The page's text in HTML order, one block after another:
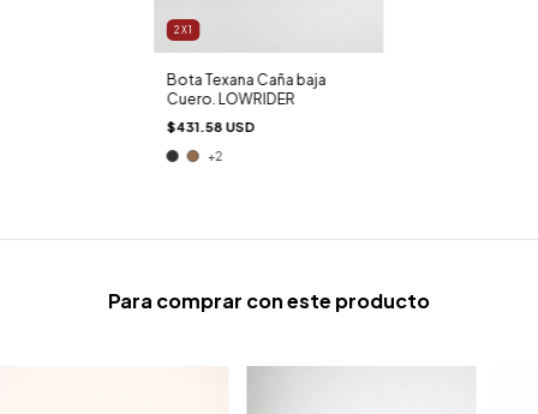
2X1
Bota Texana Caña baja
Cuero. LOWRIDER
$431.58 USD
+2
Para comprar con este producto